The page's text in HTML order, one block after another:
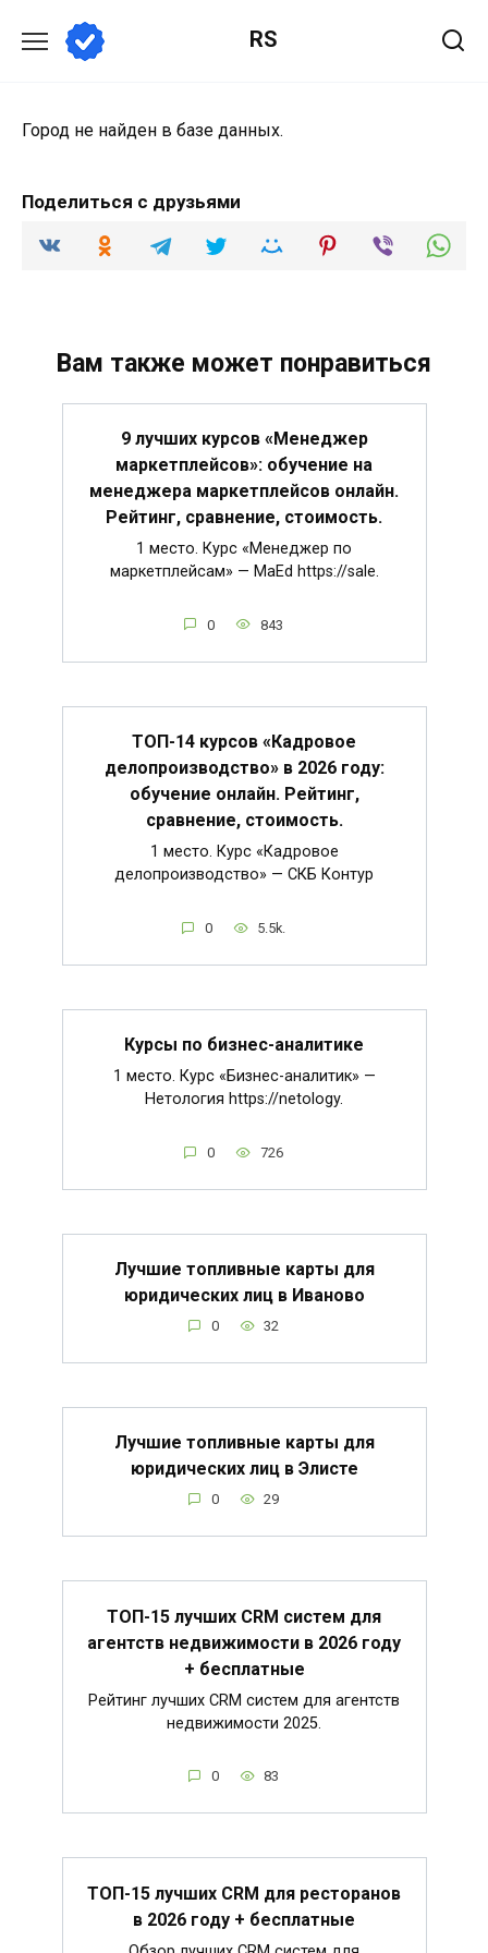
содержанию
RS
Город не найден в базе данных.
Поделиться с друзьями
Вам также может понравиться
9 лучших курсов «Менеджер
маркетплейсов»: обучение на
менеджера маркетплейсов онлайн.
Рейтинг, сравнение, стоимость.
1 место. Курс «Менеджер по
маркетплейсам» — MaEd https://sale.
0 843
ТОП-14 курсов «Кадровое
делопроизводство» в 2026 году:
обучение онлайн. Рейтинг,
сравнение, стоимость.
1 место. Курс «Кадровое
делопроизводство» — СКБ Контур
0 5.5k.
Курсы по бизнес-аналитике
1 место. Курс «Бизнес-аналитик» —
Нетология https://netology.
0 726
Лучшие топливные карты для
юридических лиц в Иваново
0 32
Лучшие топливные карты для
юридических лиц в Элисте
0 29
ТОП-15 лучших CRM систем для
агентств недвижимости в 2026 году
+ бесплатные
Рейтинг лучших CRM систем для агентств
недвижимости 2025.
0 83
ТОП-15 лучших CRM для ресторанов
в 2026 году + бесплатные